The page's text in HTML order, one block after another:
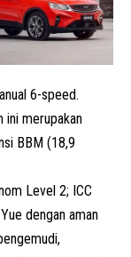
6-speed.
ini merupakan
BBM (18,9
Level 2; ICC
dengan aman